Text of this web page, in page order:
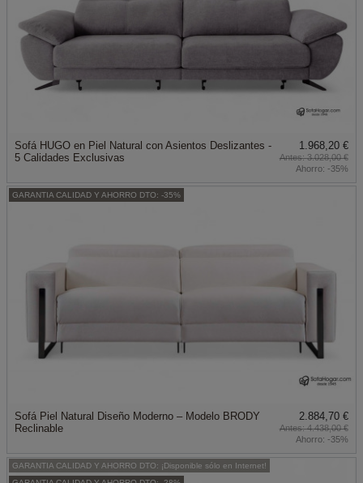
Sofá HUGO en Piel Natural con Asientos Deslizantes -
5 Calidades Exclusivas
1.968,20 €
3.028,00 €
Ahorro: -35%
GARANTIA CALIDAD Y AHORRO DTO: -35%
Sofá Piel Natural Diseño Moderno – Modelo BRODY
Reclinable
2.884,70 €
4.438,00 €
Ahorro: -35%
GARANTIA CALIDAD Y AHORRO DTO: ¡Disponible sólo en Internet!